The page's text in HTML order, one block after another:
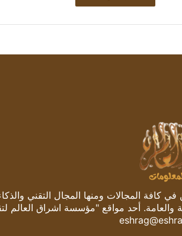
كافة المجالات ومنها المجال التقني
والعامة. أحد مواقع "مؤسسة اشراق العالم